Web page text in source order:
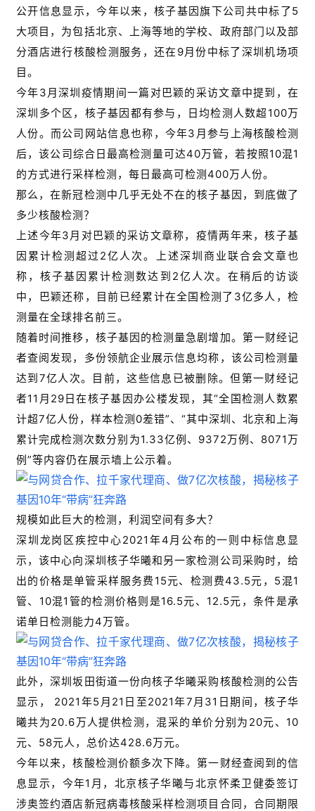
公开信息显示，今年以来，核子基因旗下公司共中标了5
大项目，为包括北京、上海等地的学校、政府部门以及部
分酒店进行核酸检测服务，还在9月份中标了深圳机场项
目。
今年3月深圳疫情期间一篇对巴颖的采访文章中提到，在
深圳多个区，核子基因都有参与，日均检测人数超100万
人份。而公司网站信息也称，今年3月参与上海核酸检测
后，该公司综合日最高检测量可达40万管，若按照10混1
的方式进行采样检测，每日最高可检测400万人份。
那么，在新冠检测中几乎无处不在的核子基因，到底做了
多少核酸检测？
上述今年3月对巴颖的采访文章称，疫情两年来，核子基
因累计检测超过2亿人次。上述深圳商业联合会文章也
称，核子基因累计检测数达到2亿人次。在稍后的访谈
中，巴颖还称，目前已经累计在全国检测了3亿多人，检
测量在全球排名前三。
随着时间推移，核子基因的检测量急剧增加。第一财经记
者查阅发现，多份领航企业展示信息均称，该公司检测量
达到7亿人次。目前，这些信息已被删除。但第一财经记
者11月29日在核子基因办公楼发现，其“全国检测人数累
计超7亿人份，样本检测0差错”、“其中深圳、北京和上海
累计完成检测次数分别为1.33亿例、9372万例、8071万
例”等内容仍在展示墙上公示着。
规模如此巨大的检测，利润空间有多大？
深圳龙岗区疾控中心2021年4月公布的一则中标信息显
示，该中心向深圳核子华曦和另一家检测公司采购时，给
出的价格是单管采样服务费15元、检测费43.5元，5混1
管、10混1管的检测价格则是16.5元、12.5元，条件是承
诺单日检测能力4万管。
此外，深圳坂田街道一份向核子华曦采购核酸检测的公告
显示， 2021年5月21日至2021年7月31日期间，核子华
曦共为20.6万人提供检测，混采的单价分别为20元、10
元、58元人，总价达428.6万元。
今年以来，核酸检测价额多次下降。第一财经查阅到的信
息显示，今年1月，北京核子华曦与北京怀柔卫健委签订
涉奥签约酒店新冠病毒核酸采样检测项目合同，合同期限